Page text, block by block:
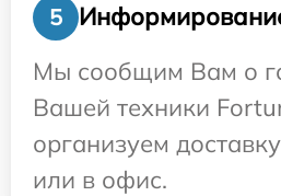
5
Мы сообщим Вам о
Вашей техники
организуем
или в офис.